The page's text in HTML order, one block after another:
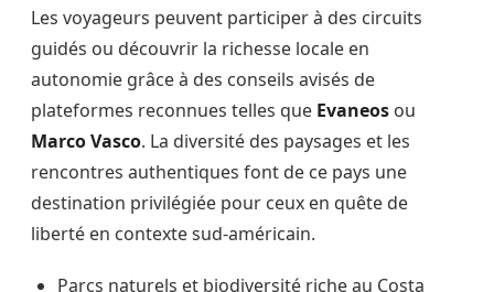
Les voyageurs peuvent participer à des circuits
guidés ou découvrir la richesse locale en
autonomie grâce à des conseils avisés de
plateformes reconnues telles que Evaneos ou
Marco Vasco. La diversité des paysages et les
rencontres authentiques font de ce pays une
destination privilégiée pour ceux en quête de
liberté en contexte sud-américain.
Parcs naturels et biodiversité riche au Costa